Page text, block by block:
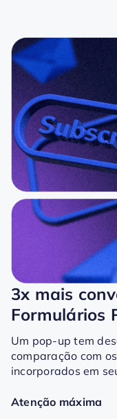
3x mais
Formulários
Um pop-up tem
comparação com
incorporados em
Atenção máxima